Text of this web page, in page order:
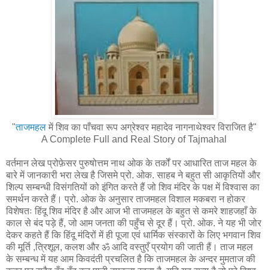
"ताजमहलमें शिव का पाँचवा रूप अग्रेश्वर महादेव नागनाथेश्वर विराजित है"
A Complete Full and Real Story of Tajmahal
वर्तमान लेख प्रोफ़ेसर पुरुषोत्तम नाथ ओक के तर्कों पर आधारित ताज महल के
बारे में जानकारी भरा लेख है जिसमे प्रो. ओक. साहब ने बहुत सी आकृतियों और
शिल्प सम्बन्धी विसंगतियों को इंगित करते हैं जो शिव मंदिर के पक्ष में विश्वास का
समर्थन करते हैं। प्रो. ओक के अनुसार ताजमहल विशाल मकबरा न होकर
विशेषतः हिंदू शिव मंदिर है और आज भी ताजमहल के बहुत से कमरे शाहजहाँ के
काल से बंद पड़े हैं, जो आम जनता की पहुँच से दूर हैं। प्रो. ओक. ने यह भी जोर
देकर कहते हैं कि हिंदू मंदिरों में ही पूजा एवं धार्मिक संस्कारों के लिए भगवान शिव
की मूर्ति ,त्रिशूल, कलश और ॐ आदि वस्तुएँ प्रयोग की जाती हैं। ताज महल
के सम्बन्ध में यह आम किवदंती प्रचलित है कि ताजमहल के अन्दर मुमताज की